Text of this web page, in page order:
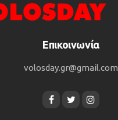
Επικοινωνία
volosday.gr@gmail.com